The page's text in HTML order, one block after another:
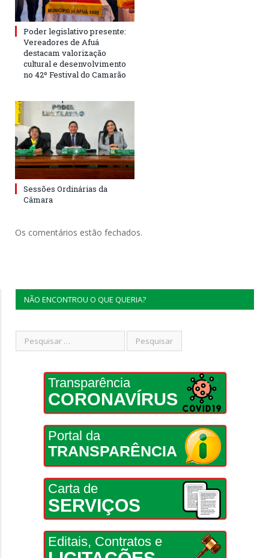
Poder legislativo presente:
Vereadores de Afuá
destacam valorização
cultural e desenvolvimento
no 42º Festival do Camarão
Sessões Ordinárias da
Câmara
Os comentários estão fechados.
NÃO ENCONTROU O QUE QUERIA?
Transparência
CORONAVÍRUS
Portal da
TRANSPARÊNCIA
Carta de
SERVIÇOS
Editais, Contratos e